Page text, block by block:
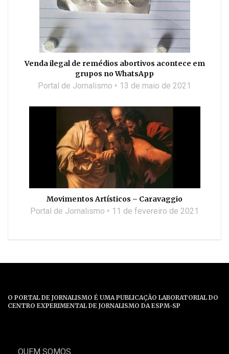
Venda ilegal de remédios abortivos acontece em
grupos no WhatsApp
Portal de Jornalismo 13 de maio de 2021
Movimentos Artísticos – Caravaggio
Portal de Jornalismo 11 de fevereiro de 2021
O PORTAL DE JORNALISMO É UMA PUBLICAÇÃO LABORATORIAL DO
CENTRO EXPERIMENTAL DE JORNALISMO DA ESPM-SP
QUEM SOMOS